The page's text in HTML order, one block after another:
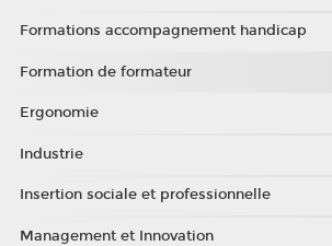
Formations accompagnement handicap
Formation de formateur
Ergonomie
Industrie
Insertion sociale et professionnelle
Management et Innovation